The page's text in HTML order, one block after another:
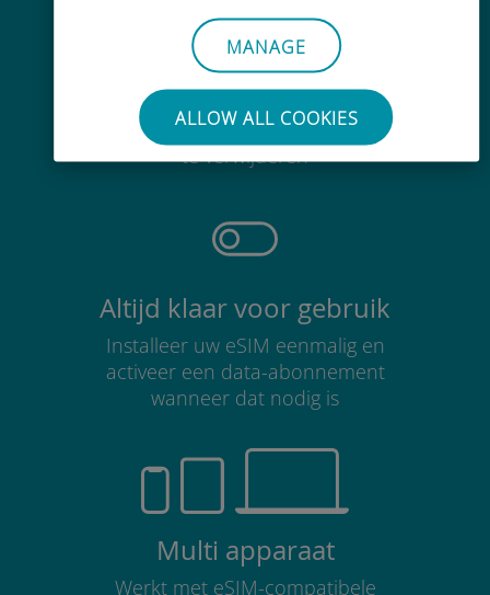
MANAGE
ALLOW ALL COOKIES
Moeiteloos
Je hoeft je bestaande simkaart niet
te verwijderen
Altijd klaar voor gebruik
Installeer uw eSIM eenmalig en
activeer een data-abonnement
wanneer dat nodig is
Multi apparaat
Werkt met eSIM-compatibele